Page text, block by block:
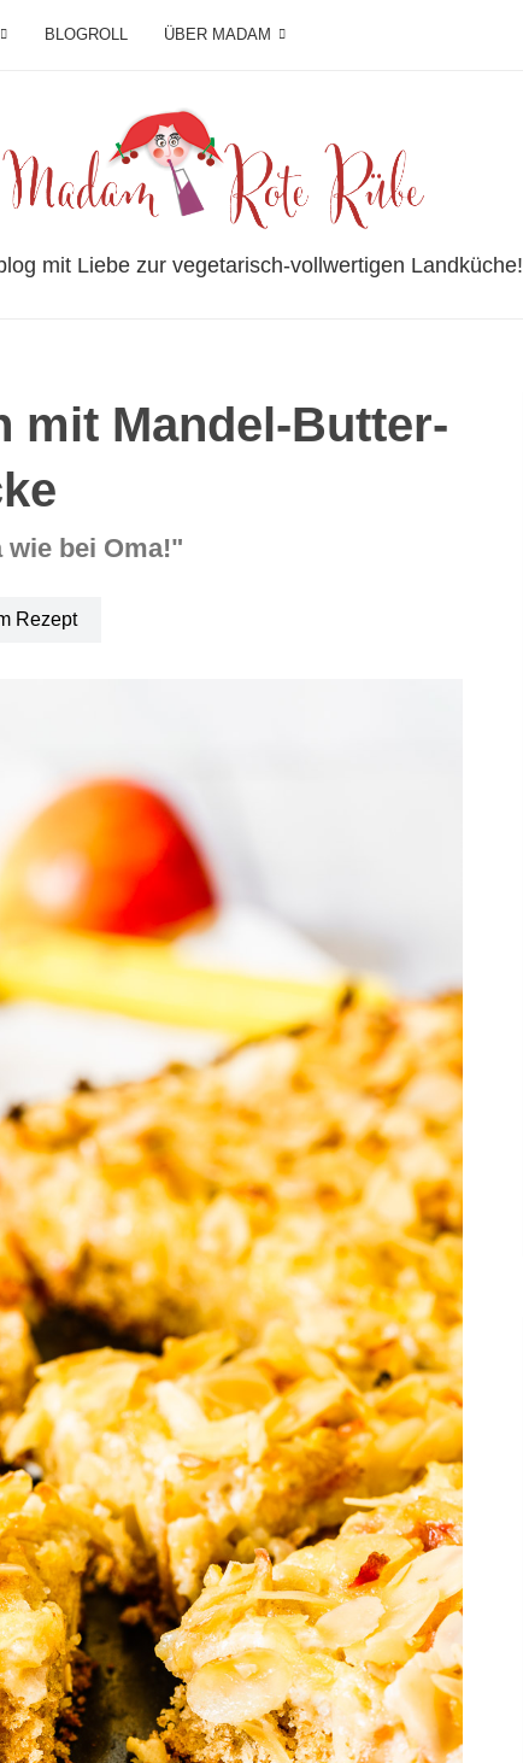
BLOGROLL ÜBER MADAM
mit Liebe zur vegetarisch-vollwertigen Landküche!
mit Mandel-Butter-
bei Oma!"
Rezept